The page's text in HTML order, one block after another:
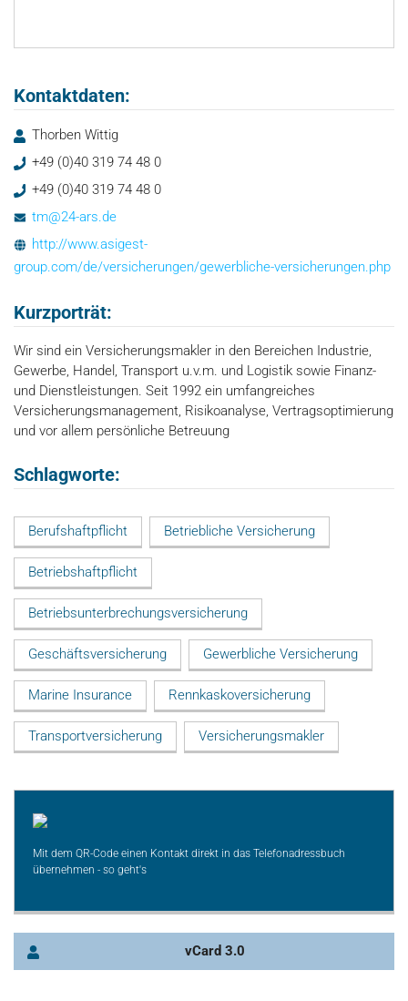
Kontaktdaten:
Thorben Wittig
+49 (0)40 319 74 48 0
+49 (0)40 319 74 48 0
tm@24-ars.de
http://www.asigest-
group.com/de/versicherungen/gewerbliche-versicherungen.php
Kurzporträt:
Wir sind ein Versicherungsmakler in den Bereichen Industrie,
Gewerbe, Handel, Transport u.v.m. und Logistik sowie Finanz-
und Dienstleistungen. Seit 1992 ein umfangreiches
Versicherungsmanagement, Risikoanalyse, Vertragsoptimierung
und vor allem persönliche Betreuung
Schlagworte:
Berufshaftpflicht Betriebliche Versicherung
Betriebshaftpflicht
Betriebsunterbrechungsversicherung
Geschäftsversicherung Gewerbliche Versicherung
Marine Insurance Rennkaskoversicherung
Transportversicherung Versicherungsmakler
Mit dem QR-Code einen Kontakt direkt in das Telefonadressbuch
übernehmen - so geht's
vCard 3.0